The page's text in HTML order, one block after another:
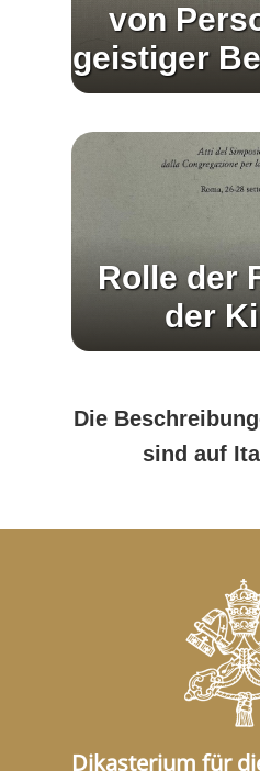
von
geistiger
Rolle der
der
Die
sind auf
Dikasterium für